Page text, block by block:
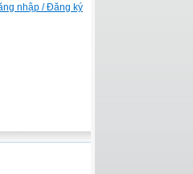
nhập / Đăng ký